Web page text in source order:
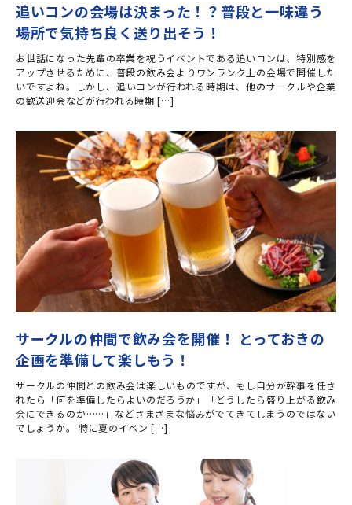
追いコンの会場は決まった！？普段と一味違う
場所で気持ち良く送り出そう！
お世話になった先輩の卒業を祝うイベントである追いコンは、特別感を
アップさせるために、普段の飲み会よりワンランク上の会場で開催した
いですよね。しかし、追いコンが行われる時期は、他のサークルや企業
の歓送迎会などが行われる時期 […]
サークルの仲間で飲み会を開催！ とっておきの
企画を準備して楽しもう！
サークルの仲間との飲み会は楽しいものですが、もし自分が幹事を任さ
れたら「何を準備したらよいのだろうか」「どうしたら盛り上がる飲み
会にできるのか……」などさまざまな悩みがでてきてしまうのではない
でしょうか。 特に夏のイベン […]